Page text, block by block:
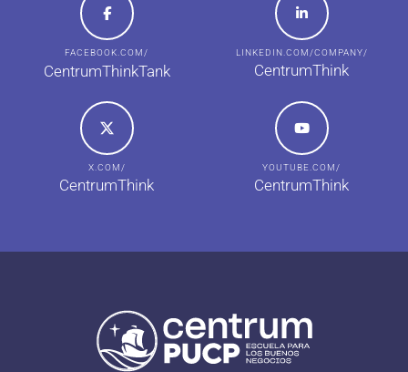
FACEBOOK.COM/
CentrumThinkTank
LINKEDIN.COM/COMPANY/
CentrumThink
X.COM/
CentrumThink
YOUTUBE.COM/
CentrumThink